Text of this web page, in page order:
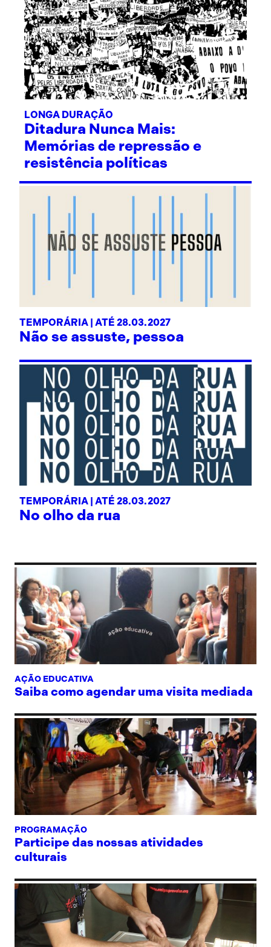
LONGA DURAÇÃO
Ditadura Nunca Mais:
Memórias de repressão e
resistência políticas
TEMPORÁRIA | ATÉ 28.03.2027
Não se assuste, pessoa
TEMPORÁRIA | ATÉ 28.03.2027
No olho da rua
AÇÃO EDUCATIVA
Saiba como agendar uma visita mediada
PROGRAMAÇÃO
Participe das nossas atividades
culturais